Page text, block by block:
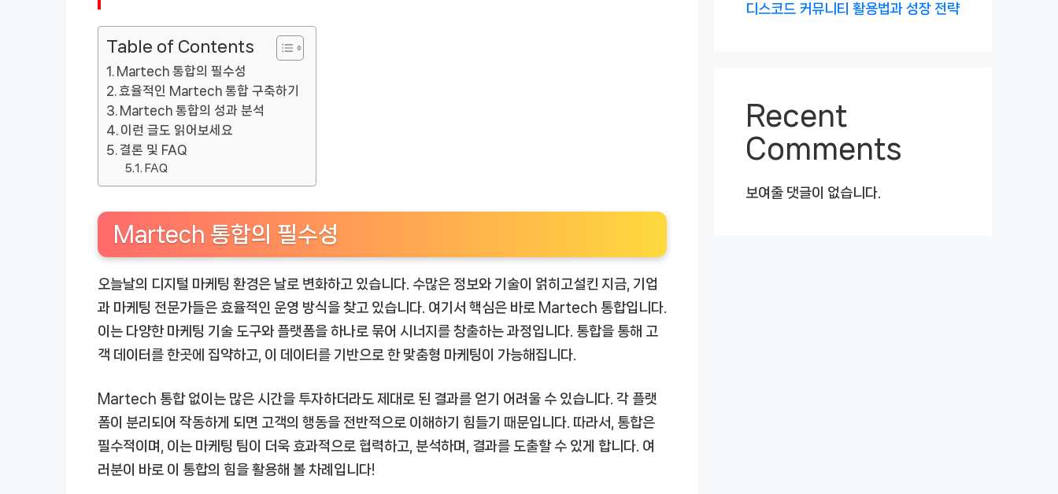
Table of Contents
Martech 통합의 필수성
효율적인 Martech 통합 구축하기
Martech 통합의 성과 분석
이런 글도 읽어보세요
결론 및 FAQ
FAQ
Martech 통합의 필수성
오늘날의 디지털 마케팅 환경은 날로 변화하고 있습니다. 수많은 정보와 기술이 얽히고설킨 지금, 기업
과 마케팅 전문가들은 효율적인 운영 방식을 찾고 있습니다. 여기서 핵심은 바로 Martech 통합입니다.
이는 다양한 마케팅 기술 도구와 플랫폼을 하나로 묶어 시너지를 창출하는 과정입니다. 통합을 통해 고
객 데이터를 한곳에 집약하고, 이 데이터를 기반으로 한 맞춤형 마케팅이 가능해집니다.
Martech 통합 없이는 많은 시간을 투자하더라도 제대로 된 결과를 얻기 어려울 수 있습니다. 각 플랫
폼이 분리되어 작동하게 되면 고객의 행동을 전반적으로 이해하기 힘들기 때문입니다. 따라서, 통합은
필수적이며, 이는 마케팅 팀이 더욱 효과적으로 협력하고, 분석하며, 결과를 도출할 수 있게 합니다. 여
러분이 바로 이 통합의 힘을 활용해 볼 차례입니다!
디스코드 커뮤니티 활용법과 성장 전략
Recent
Comments
보여줄 댓글이 없습니다.